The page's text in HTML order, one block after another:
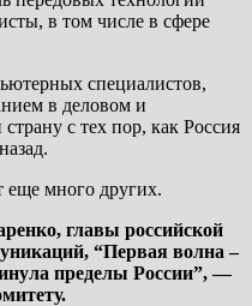
в том числе в сфере
специалистов,
в деловом и
с тех пор, как Россия
еще много других.
главы российской
“Первая волна –
пределы России”, —